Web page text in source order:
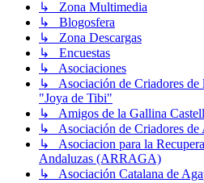
↳ Zona Multimedia
↳ Blogosfera
↳ Zona Descargas
↳ Encuestas
↳ Asociaciones
↳ Asociación de Criadores de
"Joya de Tibi"
↳ Amigos de la Gallina
↳ Asociación de Criadores de
↳ Asociacion para la
Andaluzas (ARRAGA)
↳ Asociación Catalana de